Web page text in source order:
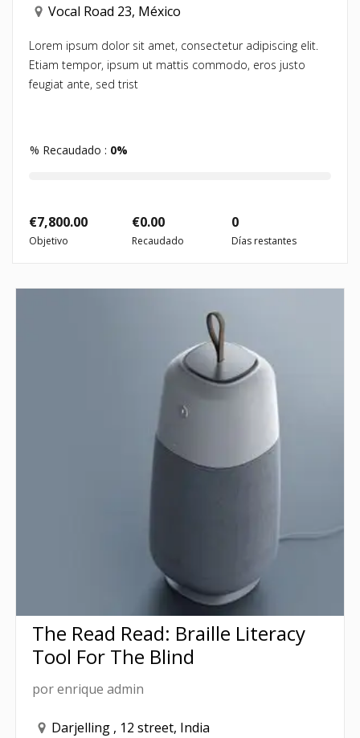
Vocal Road 23, México
Lorem ipsum dolor sit amet, consectetur adipiscing elit.
Etiam tempor, ipsum ut mattis commodo, eros justo
feugiat ante, sed trist
% Recaudado : 0%
€7,800.00
Objetivo
0
Días restantes
€0.00
Recaudado
The Read Read: Braille Literacy
Tool For The Blind
porenrique admin
Darjelling , 12 street, India